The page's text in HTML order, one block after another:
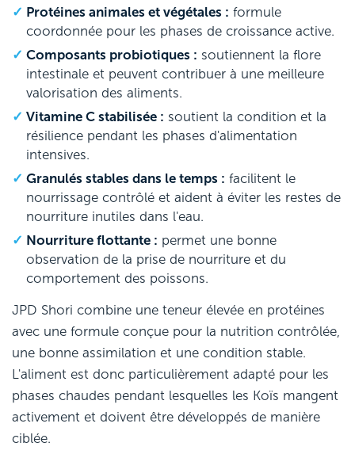
Protéines animales et végétales : formule
coordonnée pour les phases de croissance active.
Composants probiotiques : soutiennent la flore
intestinale et peuvent contribuer à une meilleure
valorisation des aliments.
Vitamine C stabilisée : soutient la condition et la
résilience pendant les phases d'alimentation
intensives.
Granulés stables dans le temps : facilitent le
nourrissage contrôlé et aident à éviter les restes de
nourriture inutiles dans l'eau.
Nourriture flottante : permet une bonne
observation de la prise de nourriture et du
comportement des poissons.
JPD Shori combine une teneur élevée en protéines
avec une formule conçue pour la nutrition contrôlée,
une bonne assimilation et une condition stable.
L'aliment est donc particulièrement adapté pour les
phases chaudes pendant lesquelles les Koïs mangent
activement et doivent être développés de manière
ciblée.